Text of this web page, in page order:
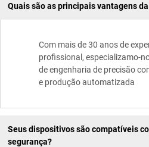
Quais são as principais vantagens
Com mais de 30 anos de
profissional, especializamo-
de engenharia de precisão
e produção automatizada
Seus dispositivos são compatíveis
segurança?